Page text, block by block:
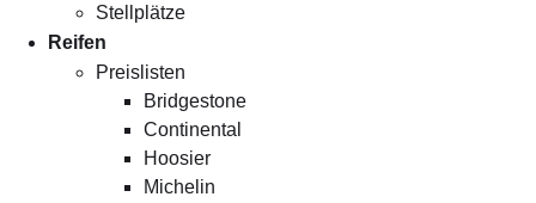
Stellplätze
Reifen
Preislisten
Bridgestone
Continental
Hoosier
Michelin